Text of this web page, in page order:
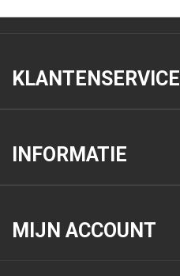
KLANTENSERVICE
INFORMATIE
MIJN ACCOUNT